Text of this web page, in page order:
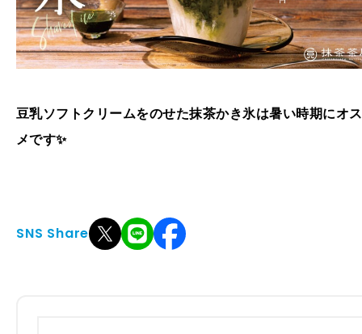
豆乳ソフトクリームをのせた抹茶かき氷は暑い時期にオ
メです✨️
SNS Share